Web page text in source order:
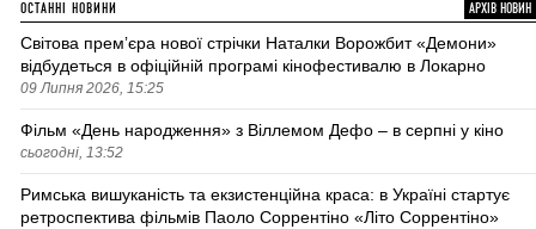
ОСТАННІ НОВИНИ АРХІВ НОВИН
Світова премʼєра нової стрічки Наталки Ворожбит «Демони»
відбудеться в офіційній програмі кінофестивалю в Локарно
09 Липня 2026, 15:25
Фільм «День народження» з Віллемом Дефо – в серпні у кіно
сьогодні, 13:52
Римська вишуканість та екзистенційна краса: в Україні стартує
ретроспектива фільмів Паоло Соррентіно «Літо Соррентіно»